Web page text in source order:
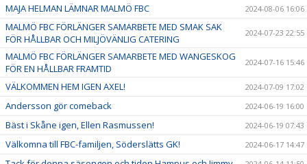
MAJA HELMAN LÄMNAR MALMÖ FBC 2024-08-06 16:06
MALMÖ FBC FÖRLÄNGER SAMARBETE MED SMAK SAK
FÖR HÅLLBAR OCH MILJÖVÄNLIG CATERING
2024-07-23 22:55
MALMÖ FBC FÖRLÄNGER SAMARBETE MED WANGESKOG
FÖR EN HÅLLBAR FRAMTID
2024-07-16 15:46
VÄLKOMMEN HEM IGEN AXEL! 2024-07-09 17:02
Andersson gör comeback 2024-06-19 16:00
Bäst i Skåne igen, Ellen Rasmussen! 2024-06-19 07:43
Välkomna till FBC-familjen, Söderslätts GK! 2024-06-17 14:47